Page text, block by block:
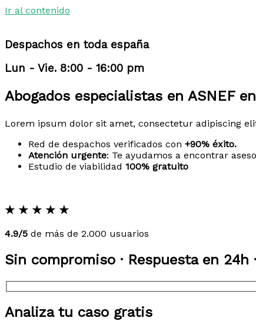
Ir al contenido
Despachos en toda españa
Lun - Vie. 8:00 - 16:00 pm
Abogados especialistas en ASNEF
Lorem ipsum dolor sit amet, consectetur adipiscing
Red de despachos verificados con +90% éxito.
Atención urgente: Te ayudamos a encontrar
Estudio de viabilidad 100% gratuito
★ ★ ★ ★ ★
4.9/5 de más de 2.000 usuarios
Sin compromiso · Respuesta en 24h
Analiza tu caso gratis